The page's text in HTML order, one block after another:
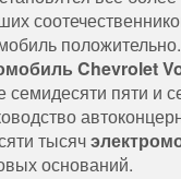
положительно.
Chevrolet
семидесяти пяти и
тысяч
оснований.